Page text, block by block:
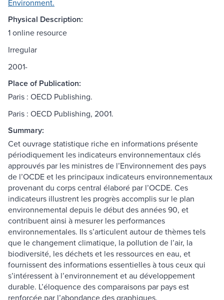
Environment.
Physical Description:
1 online resource
Irregular
2001-
Place of Publication:
Paris : OECD Publishing.
Paris : OECD Publishing, 2001.
Summary:
Cet ouvrage statistique riche en informations présente
périodiquement les indicateurs environnementaux clés
approuvés par les ministres de l’Environnement des pays
de l’OCDE et les principaux indicateurs environnementaux
provenant du corps central élaboré par l’OCDE. Ces
indicateurs illustrent les progrès accomplis sur le plan
environnemental depuis le début des années 90, et
contribuent ainsi à mesurer les performances
environnementales. Ils s’articulent autour de thèmes tels
que le changement climatique, la pollution de l’air, la
biodiversité, les déchets et les ressources en eau, et
fournissent des informations essentielles à tous ceux qui
s’intéressent à l’environnement et au développement
durable. L’éloquence des comparaisons par pays est
renforcée par l’abondance des graphiques.